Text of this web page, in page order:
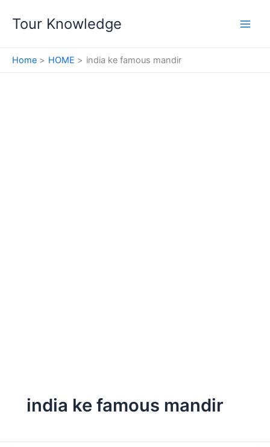
Tour Knowledge
Home HOME india ke famous mandir
india ke famous mandir